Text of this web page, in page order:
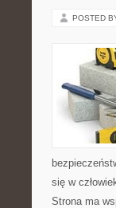
POSTED
się w
Strona ma